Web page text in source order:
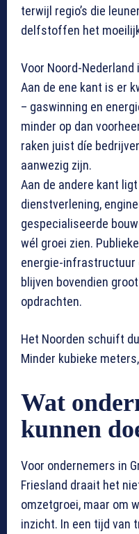
terwijl regio’s die
delfstoffen het
Voor Noord-
Aan de ene kant is er
– gaswinning en
minder op dan
raken juist díe
aanwezig zijn.
Aan de andere kant
dienstverlening,
gespecialiseerde
wél groei zien.
energie-infrastructuur
blijven bovendien
opdrachten.
Het Noorden schuift
Minder kubieke
Wat
kunnen
Voor ondernemers in
Friesland draait het
omzetgroei, maar om
inzicht. In een tijd van